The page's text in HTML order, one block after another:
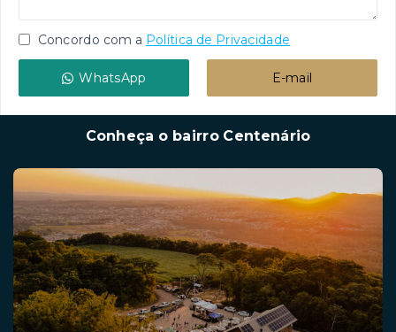
Concordo com a Política de Privacidade
WhatsApp E-mail
Conheça o bairro Centenário